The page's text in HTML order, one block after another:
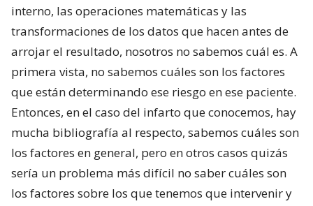
interno, las operaciones matemáticas y las
transformaciones de los datos que hacen antes de
arrojar el resultado, nosotros no sabemos cuál es. A
primera vista, no sabemos cuáles son los factores
que están determinando ese riesgo en ese paciente.
Entonces, en el caso del infarto que conocemos, hay
mucha bibliografía al respecto, sabemos cuáles son
los factores en general, pero en otros casos quizás
sería un problema más difícil no saber cuáles son
los factores sobre los que tenemos que intervenir y